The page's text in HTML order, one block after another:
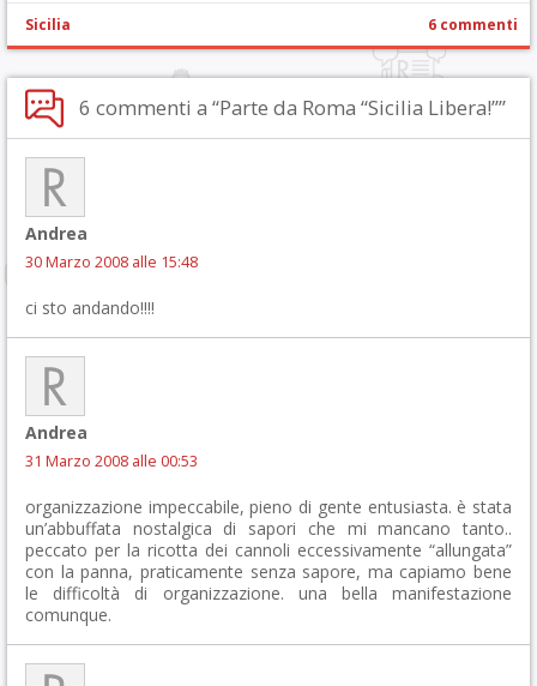
Sicilia 6 commenti
6 commenti a “Parte da Roma “Sicilia Libera!””
Andrea
30 Marzo 2008 alle 15:48
ci sto andando!!!!
Andrea
31 Marzo 2008 alle 00:53
organizzazione impeccabile, pieno di gente entusiasta. è stata
un’abbuffata nostalgica di sapori che mi mancano tanto..
peccato per la ricotta dei cannoli eccessivamente “allungata”
con la panna, praticamente senza sapore, ma capiamo bene
le difficoltà di organizzazione. una bella manifestazione
comunque.